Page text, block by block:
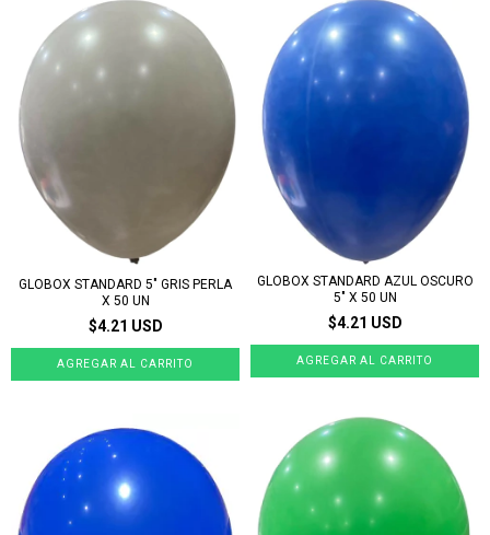
GLOBOX STANDARD 5" GRIS PERLA
X 50 UN
$4.21 USD
GLOBOX STANDARD AZUL OSCURO
5" X 50 UN
$4.21 USD